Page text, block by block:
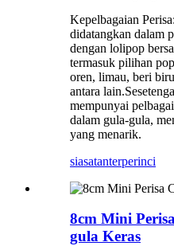
Kepelbagaian
didatangkan dalam
dengan lolipop
termasuk pilihan
oren, limau, beri
antara
mempunyai
dalam gula-gula,
yang menarik.
siasatanterperinci
8cm Mini
gula Keras